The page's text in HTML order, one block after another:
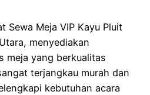
Sewa Meja VIP Kayu Pluit
menyediakan
meja yang berkualitas
terjangkau murah dan
kebutuhan acara